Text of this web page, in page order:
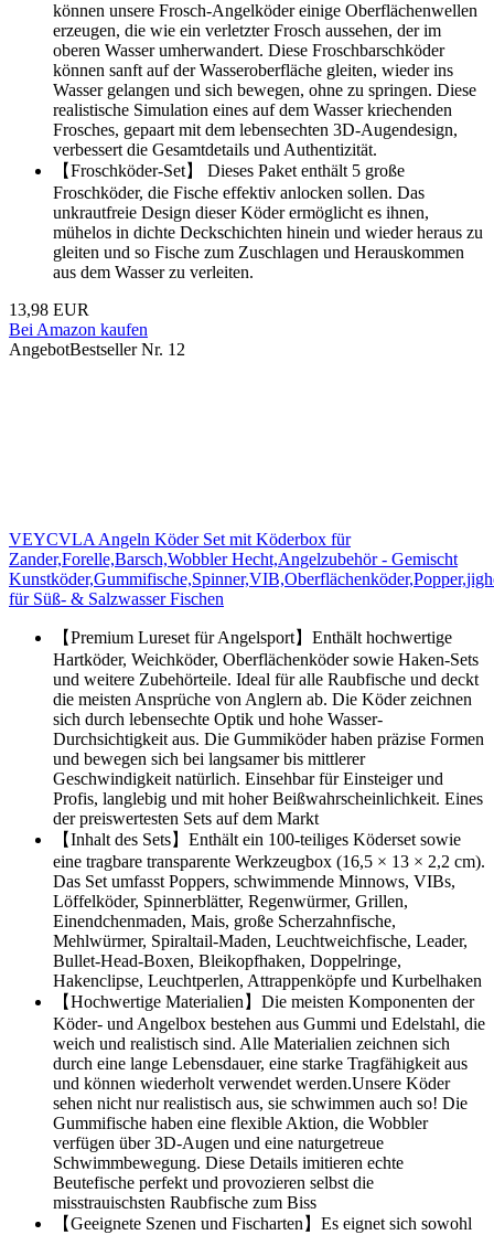
können unsere Frosch-Angelköder einige Oberflächenwellen
erzeugen, die wie ein verletzter Frosch aussehen, der im
oberen Wasser umherwandert. Diese Froschbarschköder
können sanft auf der Wasseroberfläche gleiten, wieder ins
Wasser gelangen und sich bewegen, ohne zu springen. Diese
realistische Simulation eines auf dem Wasser kriechenden
Frosches, gepaart mit dem lebensechten 3D-Augendesign,
verbessert die Gesamtdetails und Authentizität.
【Froschköder-Set】 Dieses Paket enthält 5 große
Froschköder, die Fische effektiv anlocken sollen. Das
unkrautfreie Design dieser Köder ermöglicht es ihnen,
mühelos in dichte Deckschichten hinein und wieder heraus zu
gleiten und so Fische zum Zuschlagen und Herauskommen
aus dem Wasser zu verleiten.
13,98 EUR
Bei Amazon kaufen
AngebotBestseller Nr. 12
VEYCVLA Angeln Köder Set mit Köderbox für
Zander,Forelle,Barsch,Wobbler Hecht,Angelzubehör - Gemischt
für Süß- & Salzwasser Fischen
【Premium Lureset für Angelsport】Enthält hochwertige
Hartköder, Weichköder, Oberflächenköder sowie Haken-Sets
und weitere Zubehörteile. Ideal für alle Raubfische und deckt
die meisten Ansprüche von Anglern ab. Die Köder zeichnen
sich durch lebensechte Optik und hohe Wasser-
Durchsichtigkeit aus. Die Gummiköder haben präzise Formen
und bewegen sich bei langsamer bis mittlerer
Geschwindigkeit natürlich. Einsehbar für Einsteiger und
Profis, langlebig und mit hoher Beißwahrscheinlichkeit. Eines
der preiswertesten Sets auf dem Markt
【Inhalt des Sets】Enthält ein 100-teiliges Köderset sowie
eine tragbare transparente Werkzeugbox (16,5 × 13 × 2,2 cm).
Das Set umfasst Poppers, schwimmende Minnows, VIBs,
Löffelköder, Spinnerblätter, Regenwürmer, Grillen,
Einendchenmaden, Mais, große Scherzahnfische,
Mehlwürmer, Spiraltail-Maden, Leuchtweichfische, Leader,
Bullet-Head-Boxen, Bleikopfhaken, Doppelringe,
Hakenclipse, Leuchtperlen, Attrappenköpfe und Kurbelhaken
【Hochwertige Materialien】Die meisten Komponenten der
Köder- und Angelbox bestehen aus Gummi und Edelstahl, die
weich und realistisch sind. Alle Materialien zeichnen sich
durch eine lange Lebensdauer, eine starke Tragfähigkeit aus
und können wiederholt verwendet werden.Unsere Köder
sehen nicht nur realistisch aus, sie schwimmen auch so! Die
Gummifische haben eine flexible Aktion, die Wobbler
verfügen über 3D-Augen und eine naturgetreue
Schwimmbewegung. Diese Details imitieren echte
Beutefische perfekt und provozieren selbst die
misstrauischsten Raubfische zum Biss
【Geeignete Szenen und Fischarten】Es eignet sich sowohl